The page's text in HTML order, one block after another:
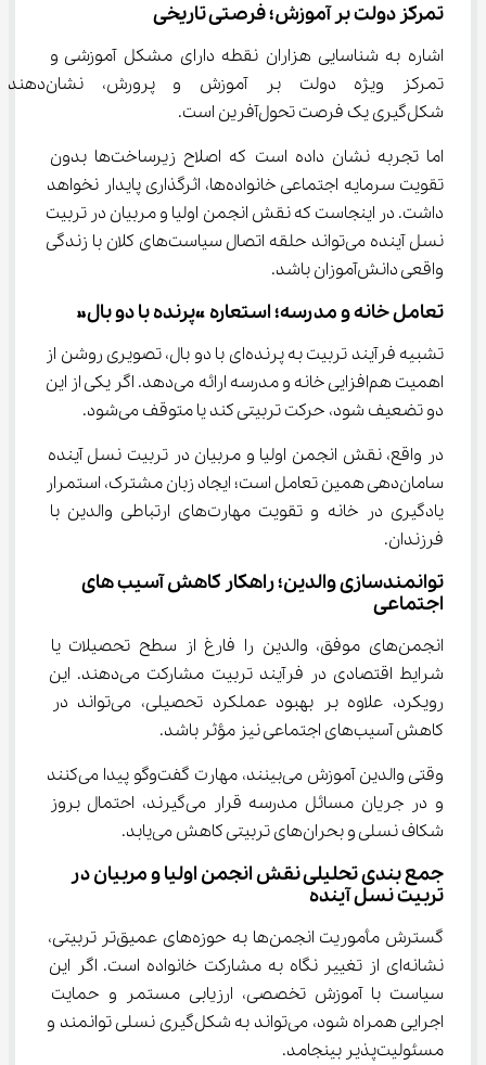
تمرکز دولت بر آموزش؛ فرصتی تاریخی
اشاره به شناسایی هزاران نقطه دارای مشکل آموزشی و
تمرکز ویژه دولت بر آموزش و پرورش،
شکل‌گیری یک فرصت تحول‌آفرین است.
اما تجربه نشان داده است که اصلاح زیرساخت‌ها بدون
تقویت سرمایه اجتماعی خانواده‌ها، اثرگذاری پایدار نخواهد
داشت. در اینجاست که نقش انجمن اولیا و مربیان در تربیت
نسل آینده می‌تواند حلقه اتصال سیاست‌های کلان با زندگی
واقعی دانش‌آموزان باشد.
تعامل خانه و مدرسه؛ استعاره «پرنده با دو بال»
تشبیه فرآیند تربیت به پرنده‌ای با دو بال، تصویری روشن از
اهمیت هم‌افزایی خانه و مدرسه ارائه می‌دهد. اگر یکی از این
دو تضعیف شود، حرکت تربیتی کند یا متوقف می‌شود.
در واقع، نقش انجمن اولیا و مربیان در تربیت نسل آینده
سامان‌دهی همین تعامل است؛ ایجاد زبان مشترک، استمرار
یادگیری در خانه و تقویت مهارت‌های ارتباطی والدین با
فرزندان.
توانمندسازی والدین؛ راهکار کاهش آسیب‌ های
اجتماعی
انجمن‌های موفق، والدین را فارغ از سطح تحصیلات یا
شرایط اقتصادی در فرآیند تربیت مشارکت می‌دهند. این
رویکرد، علاوه بر بهبود عملکرد تحصیلی، می‌تواند در
کاهش آسیب‌های اجتماعی نیز مؤثر باشد.
وقتی والدین آموزش می‌بینند، مهارت گفت‌وگو پیدا می‌کنند
و در جریان مسائل مدرسه قرار می‌گیرند، احتمال بروز
شکاف نسلی و بحران‌های تربیتی کاهش می‌یابد.
جمع‌ بندی تحلیلی نقش انجمن اولیا و مربیان در
تربیت نسل آینده
گسترش مأموریت انجمن‌ها به حوزه‌های عمیق‌تر تربیتی،
نشانه‌ای از تغییر نگاه به مشارکت خانواده است. اگر این
سیاست با آموزش تخصصی، ارزیابی مستمر و حمایت
اجرایی همراه شود، می‌تواند به شکل‌گیری نسلی توانمند و
مسئولیت‌پذیر بینجامد.